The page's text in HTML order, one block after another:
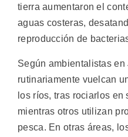
tierra aumentaron el
aguas costeras,
reproducción de
Según ambientalistas
rutinariamente vuelcan
los ríos, tras rociarlos en
mientras otros utilizan
pesca. En otras áreas,